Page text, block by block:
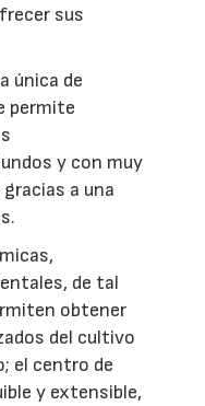
sus
única de
permite
y con muy
a una
de tal
obtener
del cultivo
el centro de
y extensible,